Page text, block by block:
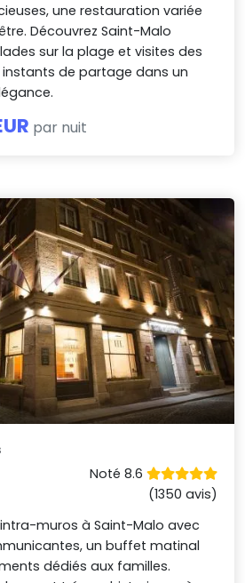
une restauration variée
Découvrez Saint-Malo
sur la plage et visites des
de partage dans un
par nuit
Noté 8.6
(1350 avis)
intra-muros à Saint-Malo avec
un buffet matinal
dédiés aux familles.